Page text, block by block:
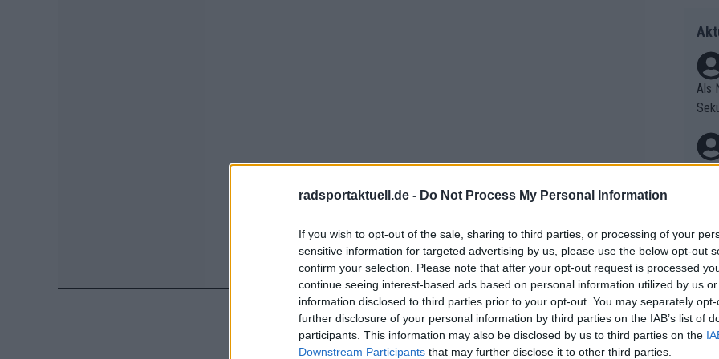
radsportaktuell.de - Do Not Process My Personal Information
If you wish to opt-out of the sale, sharing to third parties, or processing of your
sensitive information for targeted advertising by us, please use the below opt-out
confirm your selection. Please note that after your opt-out request is processed
continue seeing interest-based ads based on personal information utilized by us
information disclosed to third parties prior to your opt-out. You may separately
further disclosure of your personal information by third parties on the IAB’s list of
participants. This information may also be disclosed by us to third parties on the
Downstream Participants that may further disclose it to other third parties.
Als
und
er
as
ür
n
die
ss
as
et.
Auf